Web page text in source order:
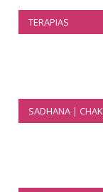
TERAPIAS
SADHANA |